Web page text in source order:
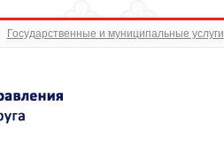
Государственные и муниципальные услуги